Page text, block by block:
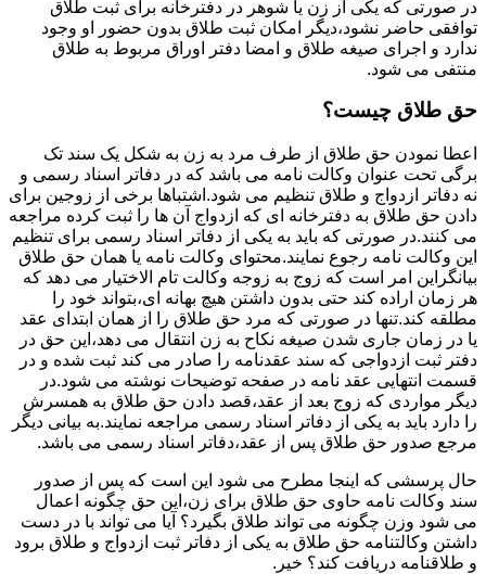
در صورتی که یکی از زن یا شوهر در دفترخانه برای ثبت طلاق
توافقی حاضر نشود،دیگر امکان ثبت طلاق بدون حضور او وجود
ندارد و اجرای صیغه طلاق و امضا دفتر اوراق مربوط به طلاق
منتفی می شود.
حق طلاق چیست؟
اعطا نمودن حق طلاق از طرف مرد به زن به شکل یک سند تک
برگی تحت عنوان وکالت نامه می باشد که در دفاتر اسناد رسمی و
نه دفاتر ازدواج و طلاق تنظیم می شود.اشتباها برخی از زوجین برای
دادن حق طلاق به دفترخانه ای که ازدواج آن ها را ثبت کرده مراجعه
می کنند.در صورتی که باید به یکی از دفاتر اسناد رسمی برای تنظیم
این وکالت نامه رجوع نمایند.محتوای وکالت نامه یا همان حق طلاق
بیانگراین امر است که زوج به زوجه وکالت تام الاختیار می دهد که
هر زمان اراده کند حتی بدون داشتن هیچ بهانه ای،بتواند خود را
مطلقه کند.تنها در صورتی که مرد حق طلاق را از همان ابتدای عقد
یا در زمان جاری شدن صیغه نکاح به زن انتقال می دهد،این حق در
دفتر ثبت ازدواجی که سند عقدنامه را صادر می کند ثبت شده و در
قسمت انتهایی عقد نامه در صفحه توضیحات نوشته می شود.در
دیگر مواردی که زوج بعد از عقد،قصد دادن حق طلاق به همسرش
را دارد باید به یکی از دفاتر اسناد رسمی مراجعه نمایند.به بیانی دیگر
مرجع صدور حق طلاق پس از عقد،دفاتر اسناد رسمی می باشد.
حال پرسشی که اینجا مطرح می شود این است که پس از صدور
سند وکالت نامه حاوی حق طلاق برای زن،این حق چگونه اعمال
می شود وزن چگونه می تواند طلاق بگیرد؟ آیا می تواند با در دست
داشتن وکالتنامه حق طلاق به یکی از دفاتر ثبت ازدواج و طلاق برود
و طلاقنامه دریافت کند؟ خیر.